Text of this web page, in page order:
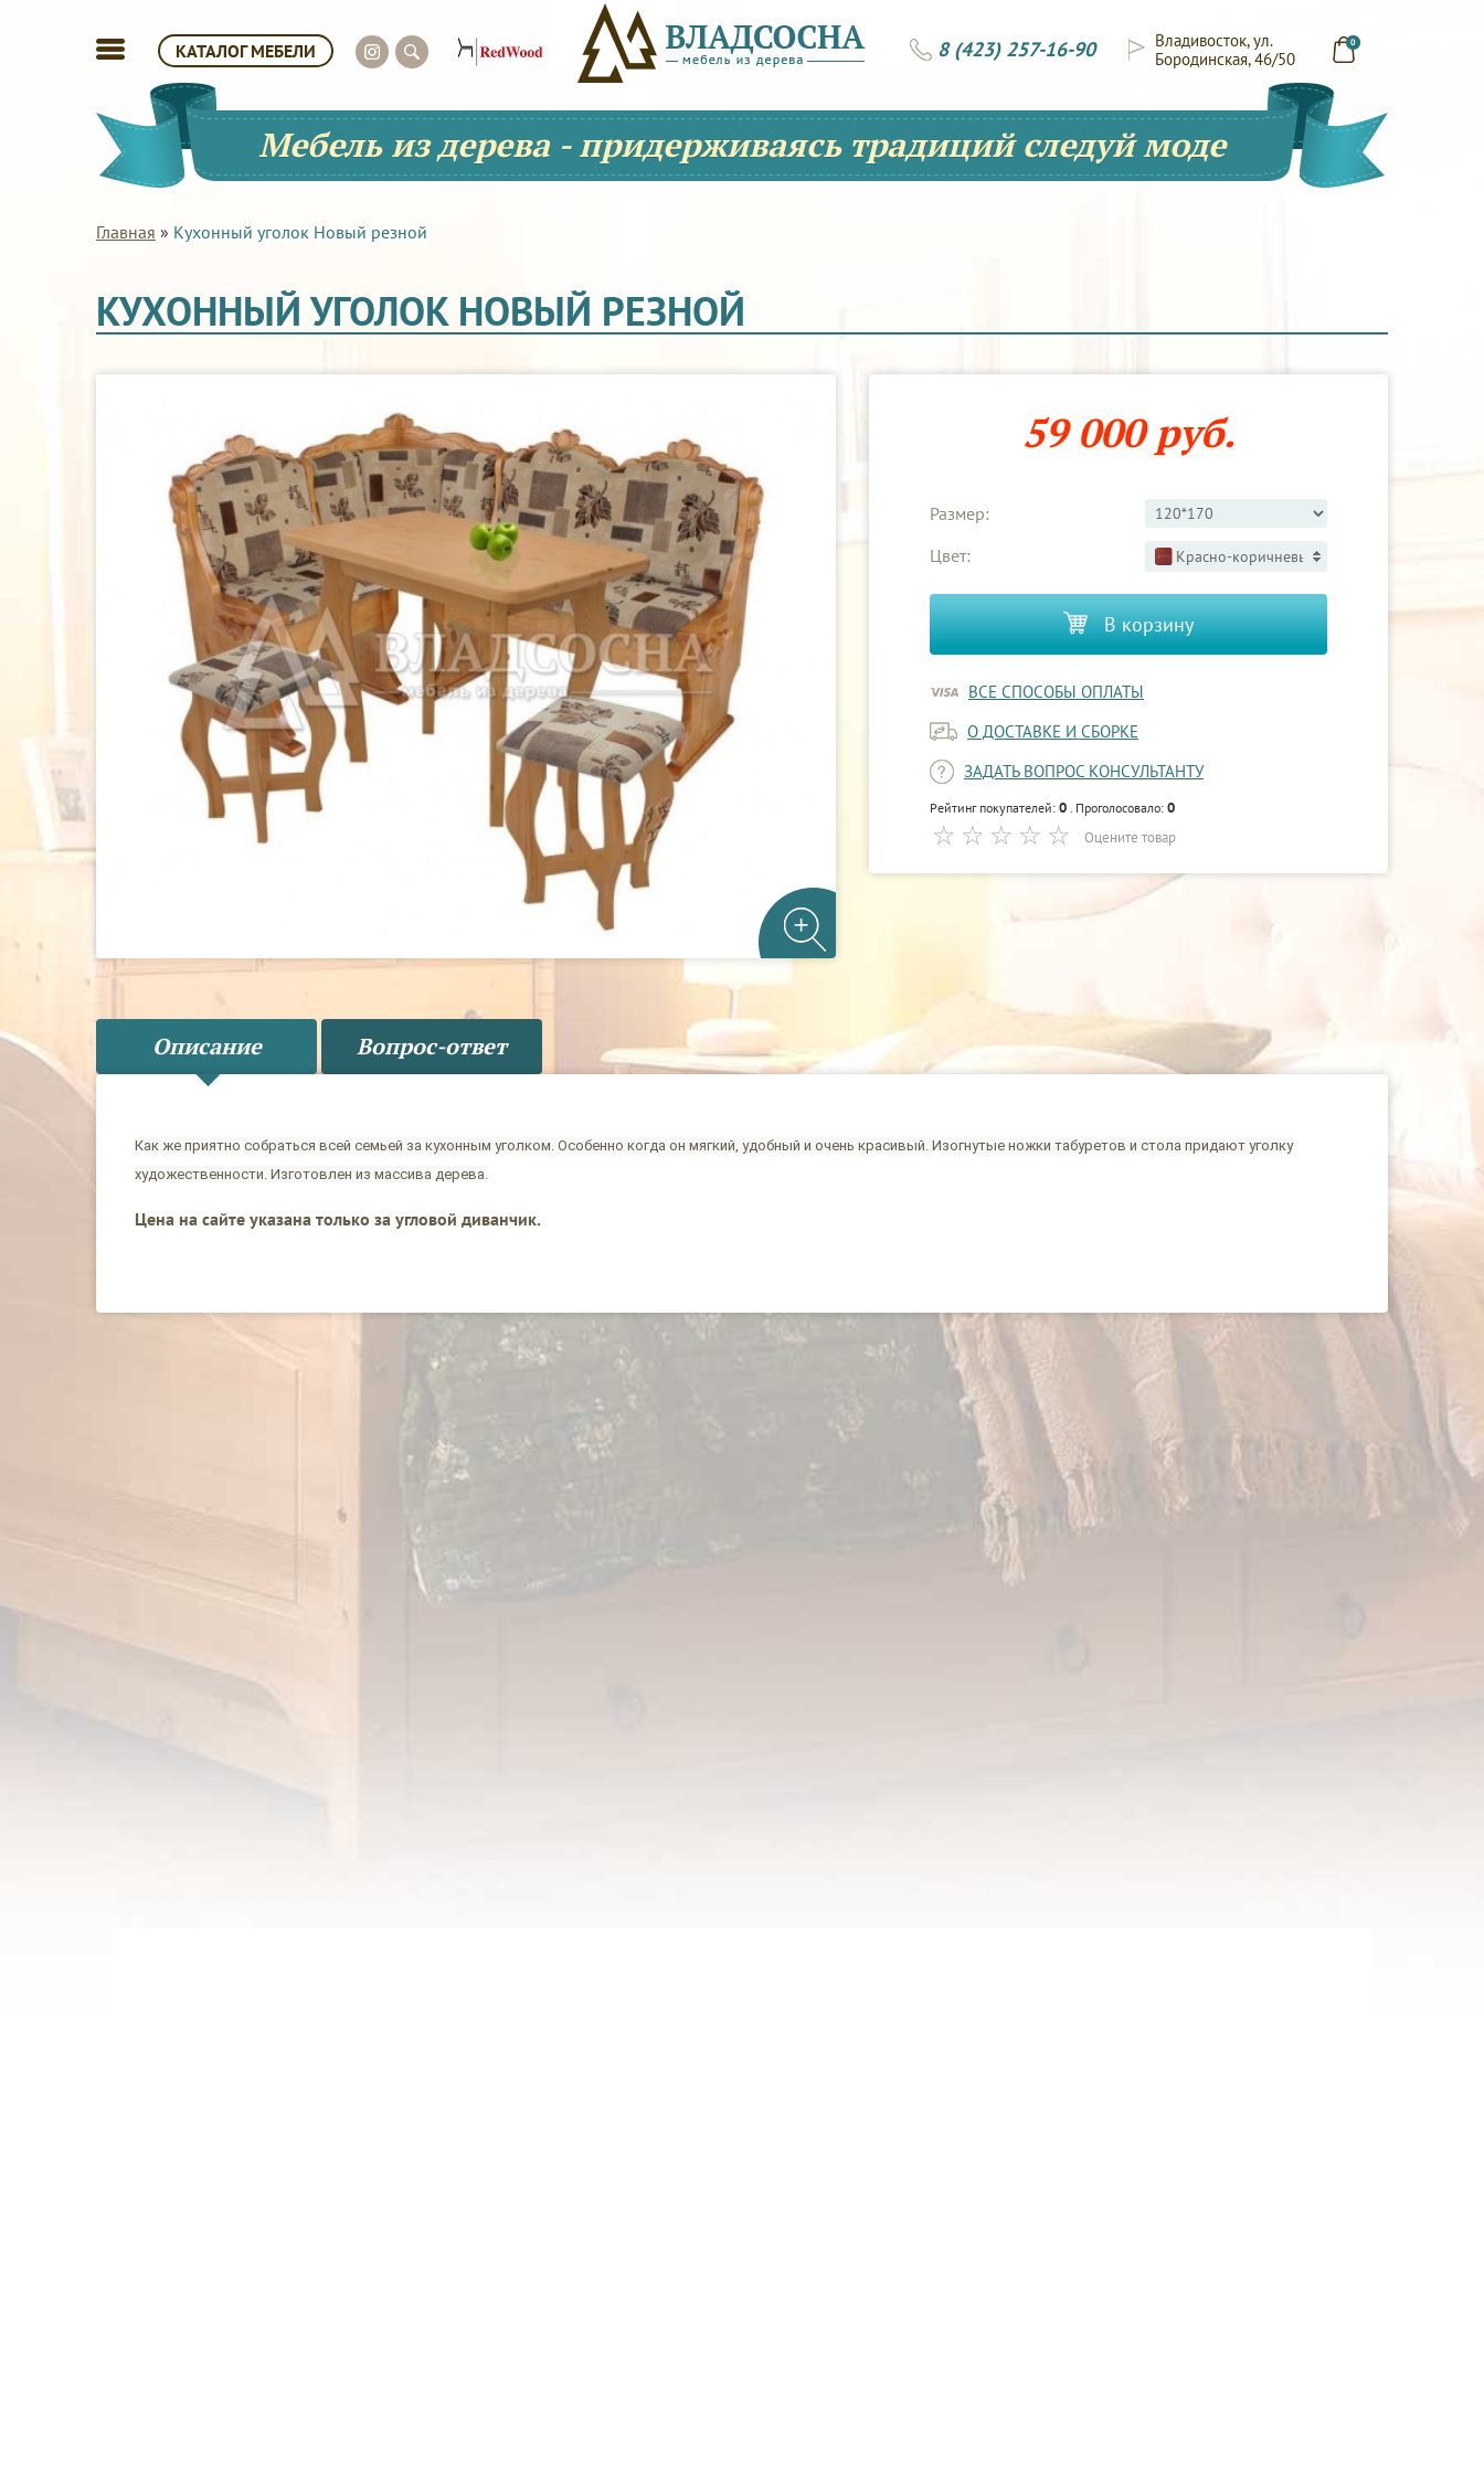
КАТАЛОГ МЕБЕЛИ 0
Владивосток, ул.
Бородинская, 46/50
8 (423) 257-16-90
Мебель из дерева - придерживаясь традиций следуй моде
Главная » Кухонный уголок Новый резной
КУХОННЫЙ УГОЛОК НОВЫЙ РЕЗНОЙ
59 000 руб.
Размер:
Цвет:
Красно-коричневый 3
В корзину
ВСЕ СПОСОБЫ ОПЛАТЫ
О ДОСТАВКЕ И СБОРКЕ
ЗАДАТЬ ВОПРОС КОНСУЛЬТАНТУ
Рейтинг покупателей: 0 . Проголосовало: 0
Оцените товар
Описание Вопрос-ответ
Как же приятно собраться всей семьей за кухонным уголком. Особенно когда он мягкий, удобный и очень красивый. Изогнутые ножки табуретов и стола придают уголку
художественности. Изготовлен из массива дерева.
Цена на сайте указана только за угловой диванчик.